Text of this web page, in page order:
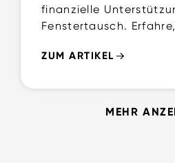
finanzielle
Fenstertausch.
Zuschüsse möglich sind.
ZUM ARTIKEL
MEHR